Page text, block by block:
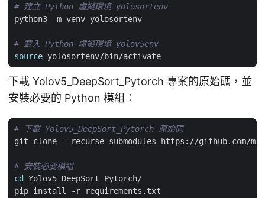
# 建立 Python 虛擬環境 yolosortenv
# 載入 Python 虛擬環境 yolov5env
source
下載 Yolov5_DeepSort_Pytorch 專案的原始碼，並
安裝必要的 Python 模組：
# 下載 Yolov5_DeepSort_Pytorch 原始碼
# 安裝必要模組
cd